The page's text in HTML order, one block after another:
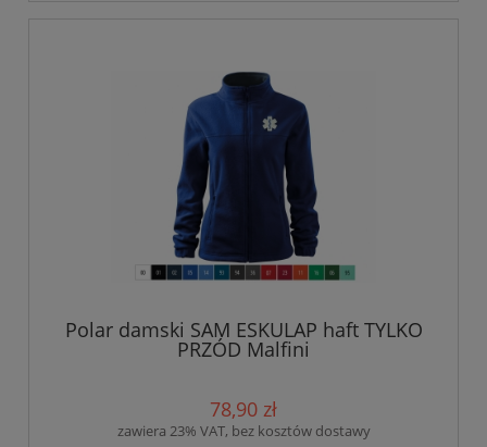
Polar damski SAM ESKULAP haft TYLKO
PRZÓD Malfini
78,90 zł
zawiera 23% VAT, bez kosztów dostawy